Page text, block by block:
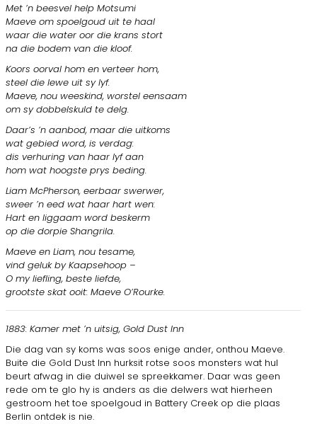
Met ’n beesvel help Motsumi
Maeve om spoelgoud uit te haal
waar die water oor die krans stort
na die bodem van die kloof.
Koors oorval hom en verteer hom,
steel die lewe uit sy lyf.
Maeve, nou weeskind, worstel eensaam
om sy dobbelskuld te delg.
Daar’s ’n aanbod, maar die uitkoms
wat gebied word, is verdag:
dis verhuring van haar lyf aan
hom wat hoogste prys beding.
Liam McPherson, eerbaar swerwer,
sweer ’n eed wat haar hart wen:
Hart en liggaam word beskerm
op die dorpie Shangrila.
Maeve en Liam, nou tesame,
vind geluk by Kaapsehoop –
O my liefling, beste liefde,
grootste skat ooit: Maeve O’Rourke.
1883: Kamer met ’n uitsig, Gold Dust Inn
Die dag van sy koms was soos enige ander, onthou Maeve.
Buite die Gold Dust Inn hurksit rotse soos monsters wat hul
beurt afwag in die duiwel se spreekkamer. Daar was geen
rede om te glo hy is anders as die delwers wat hierheen
gestroom het toe spoelgoud in Battery Creek op die plaas
Berlin ontdek is nie.